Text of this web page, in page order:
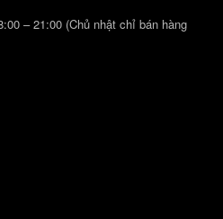
– 21:00 (Chủ nhật chỉ bán hàng